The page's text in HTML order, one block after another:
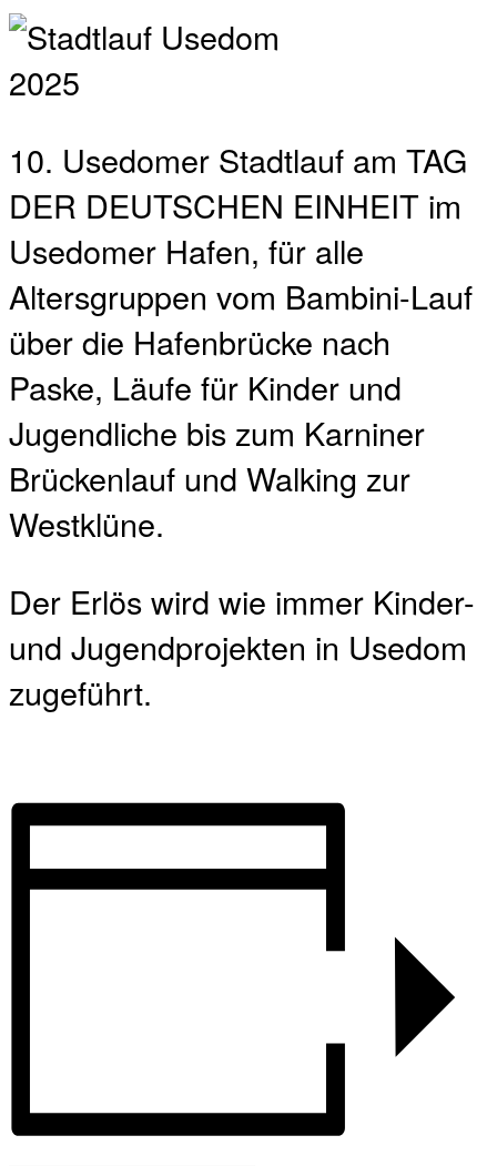
10. Usedomer Stadtlauf am TAG
DER DEUTSCHEN EINHEIT im
Usedomer Hafen, für alle
Altersgruppen vom Bambini-Lauf
über die Hafenbrücke nach
Paske, Läufe für Kinder und
Jugendliche bis zum Karniner
Brückenlauf und Walking zur
Westklüne.
Der Erlös wird wie immer Kinder-
und Jugendprojekten in Usedom
zugeführt.